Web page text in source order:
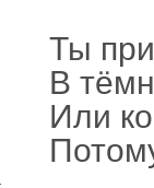
Ты
В
Или